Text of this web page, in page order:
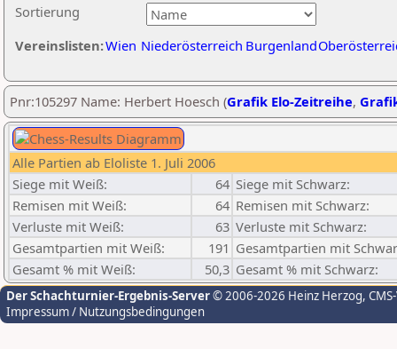
Sortierung
Vereinslisten:Wien Niederösterreich Burgenland
Pnr:105297 Name: Herbert Hoesch (Grafik Elo-Zeitreihe,
Alle Partien ab Eloliste 1. Juli 2006
Siege mit Weiß:
64 Siege mit Schwarz:
Remisen mit Weiß:
64 Remisen mit Schwarz:
Verluste mit Weiß:
63 Verluste mit Schwarz:
Gesamtpartien mit Weiß:
191 Gesamtpartien mit
Gesamt % mit Weiß:
50,3 Gesamt % mit Schwarz:
Der Schachturnier-Ergebnis-Server© 2006-2026 Heinz Herzog,
Impressum / Nutzungsbedingungen